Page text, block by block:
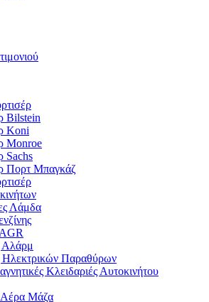
Bilstein
Koni
Monroe
Sachs
Πορτ Μπαγκάζ
Λάμδα
Αλάρμ
Ηλεκτρικών Παραθύρων
Κλειδαριές Αυτοκινήτου
Αέρα Μάζα